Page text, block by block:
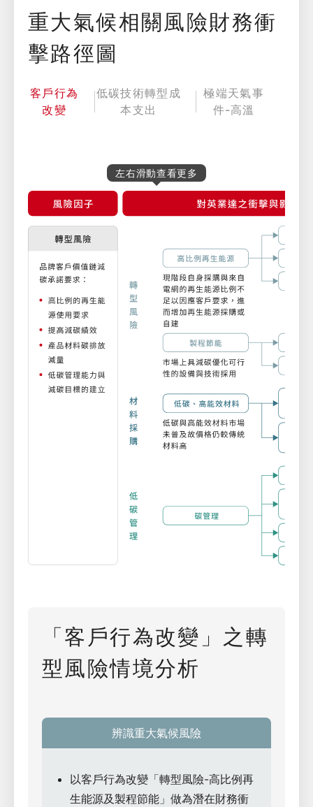
重大氣候相關風險財務衝
擊路徑圖
客戶行為
改變
低碳技術轉型成
本支出
極端天氣事
件-高溫
左右滑動查看更多
「客戶行為改變」之轉
型風險情境分析
辨識重大氣候風險
以客戶行為改變「轉型風險-高比例再
生能源及製程節能」做為潛在財務衝